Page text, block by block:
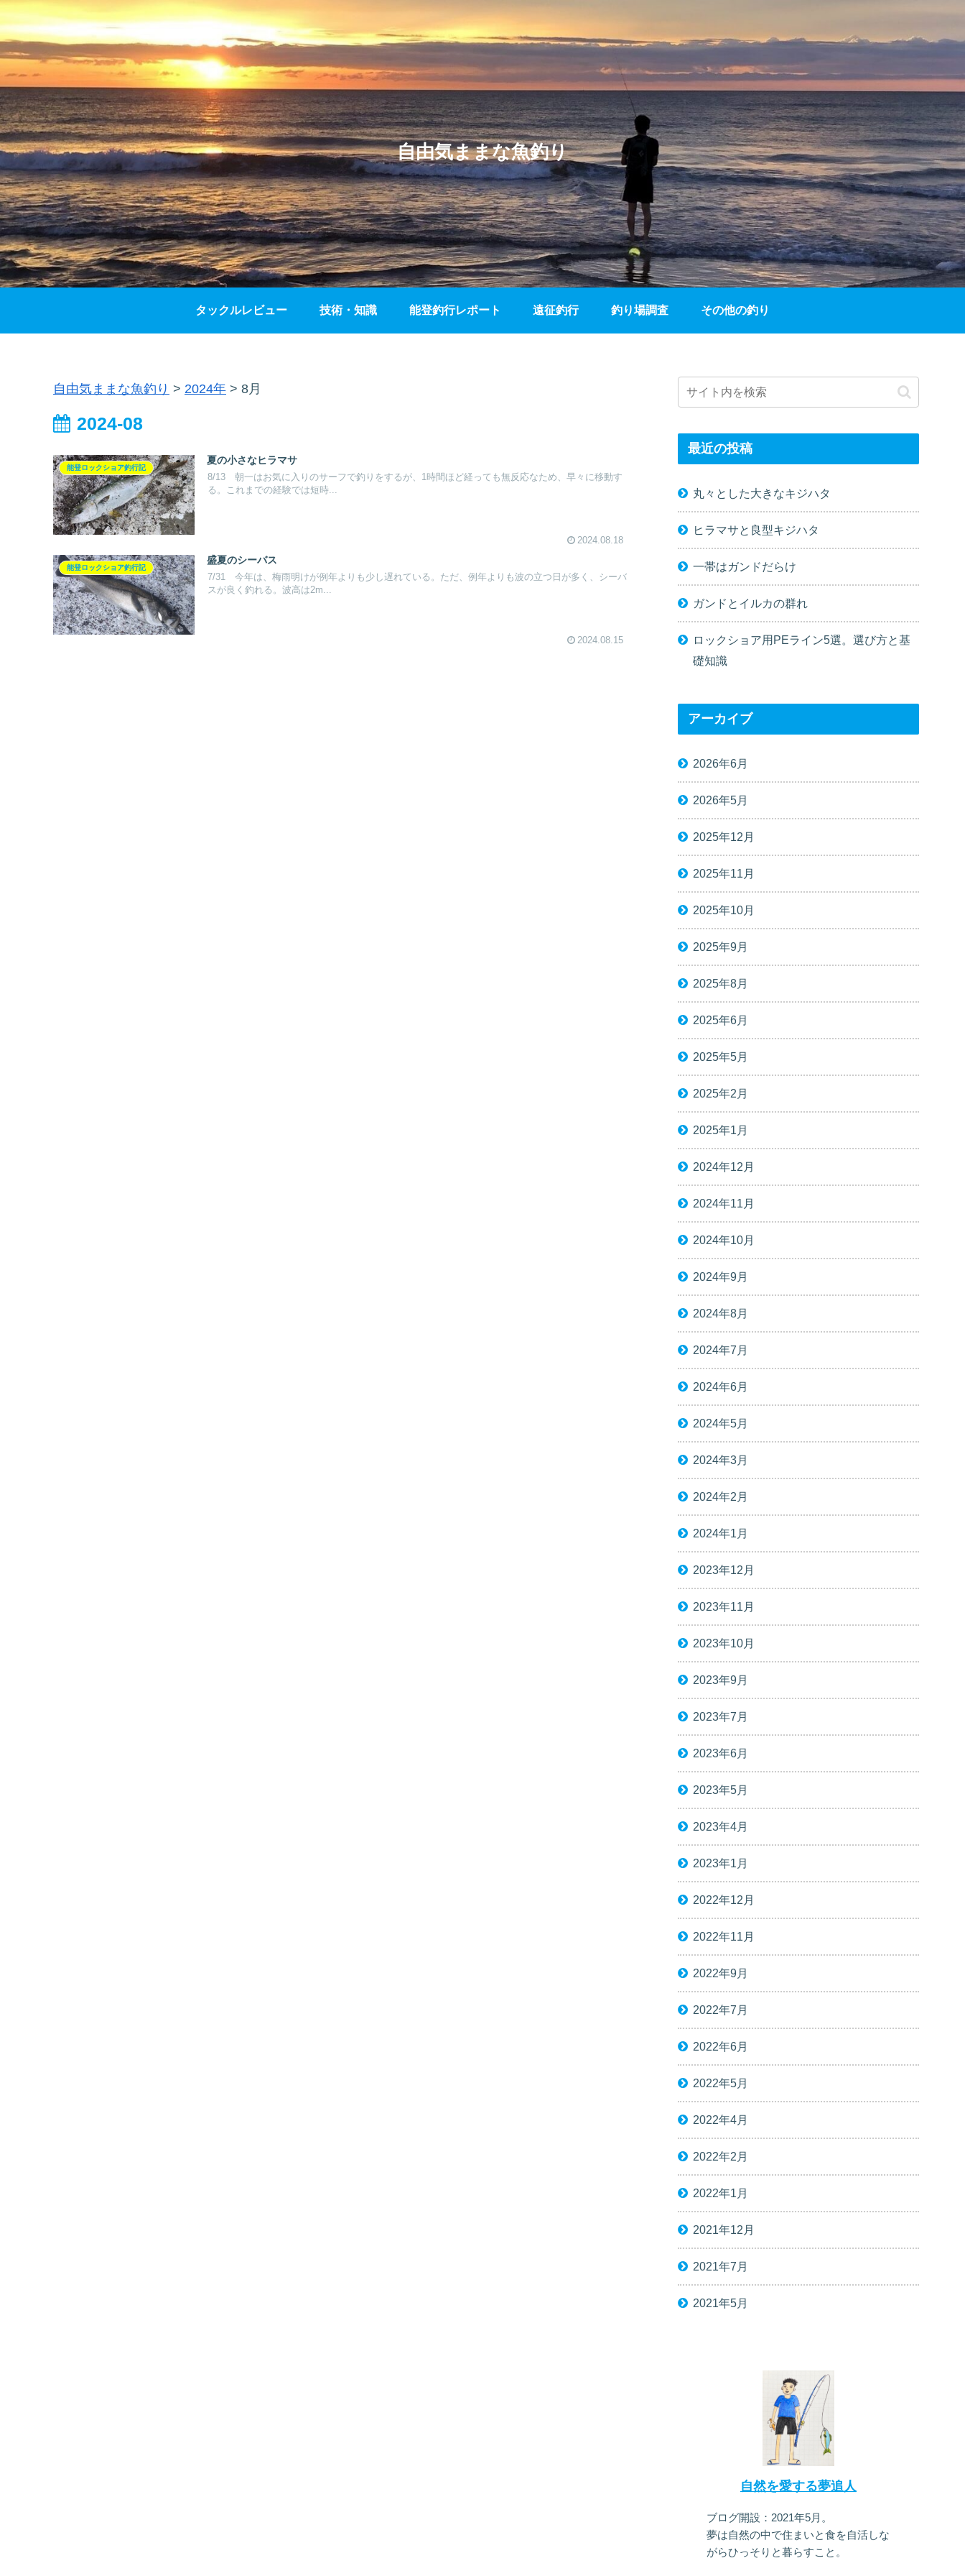
自由気ままな魚釣り
タックルレビュー 技術・知識 能登釣行レポート 遠征釣行 釣り場調査 その他の釣り
自由気ままな魚釣り > 2024年 > 8月
2024-08
能登ロックショア釣行記
夏の小さなヒラマサ
8/13 朝一はお気に入りのサーフで釣りをするが、1時間ほど経っても無反応なため、早々に移動す
る。これまでの経験では短時...
2024.08.18
能登ロックショア釣行記
盛夏のシーバス
7/31 今年は、梅雨明けが例年よりも少し遅れている。ただ、例年よりも波の立つ日が多く、シーバ
スが良く釣れる。波高は2m...
2024.08.15
最近の投稿
丸々とした大きなキジハタ
ヒラマサと良型キジハタ
一帯はガンドだらけ
ガンドとイルカの群れ
ロックショア用PEライン5選。選び方と基
礎知識
アーカイブ
2026年6月
2026年5月
2025年12月
2025年11月
2025年10月
2025年9月
2025年8月
2025年6月
2025年5月
2025年2月
2025年1月
2024年12月
2024年11月
2024年10月
2024年9月
2024年8月
2024年7月
2024年6月
2024年5月
2024年3月
2024年2月
2024年1月
2023年12月
2023年11月
2023年10月
2023年9月
2023年7月
2023年6月
2023年5月
2023年4月
2023年1月
2022年12月
2022年11月
2022年9月
2022年7月
2022年6月
2022年5月
2022年4月
2022年2月
2022年1月
2021年12月
2021年7月
2021年5月
自然を愛する夢追人
ブログ開設：2021年5月。
夢は自然の中で住まいと食を自活しな
がらひっそりと暮らすこと。